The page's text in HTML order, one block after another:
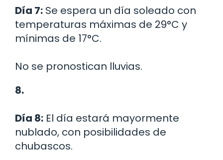
Día 7: Se espera un día soleado con
temperaturas máximas de 29°C y
mínimas de 17°C.
No se pronostican lluvias.
8.
Día 8: El día estará mayormente
nublado, con posibilidades de
chubascos.